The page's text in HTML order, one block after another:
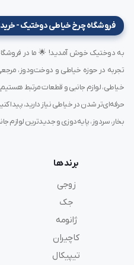
4. بهبود کیفیت دوخت
یکنواخت و دقیق را فراهم
لحاف‌دوزی حائز اهمیت است.
نصب تخصصی:
برای
می‌شود نصب توسط
جایگزینی مناسب:
این پایه
قدیمی یا فرسوده است.
نگهداری ساده:
به دلیل
آن آسان است.
فروشگاه چرخ خیاطی دوختیک - خرید
تجربه در حوزه خیاطی و دوخت‌ودوز،
حرفه‌ای‌تر شدن در خیاطی نیاز دارید، پیدا
بخار، سردوز، پایه‌دوزی و جدیدترین لوازم
برند ها
زوجی
جک
ژانومه
کاچیران
تیپیکال